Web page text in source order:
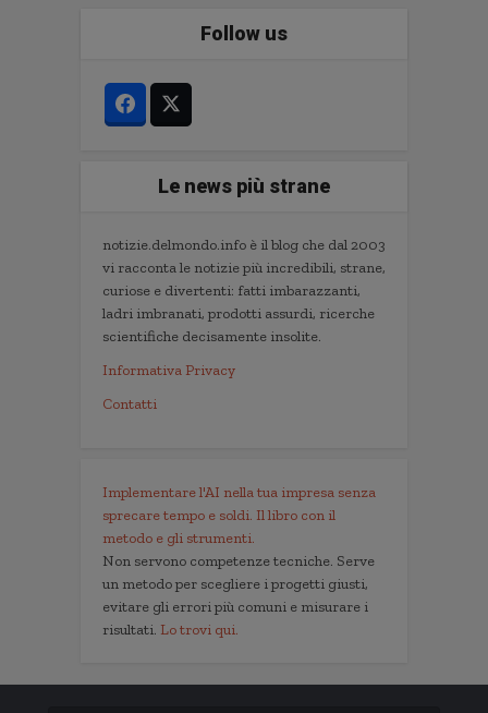
Follow us
Le news più strane
notizie.delmondo.info è il blog che dal 2003
vi racconta le notizie più incredibili, strane,
curiose e divertenti: fatti imbarazzanti,
ladri imbranati, prodotti assurdi, ricerche
scientifiche decisamente insolite.
Informativa Privacy
Contatti
Implementare l'AI nella tua impresa senza
sprecare tempo e soldi. Il libro con il
metodo e gli strumenti.
Non servono competenze tecniche. Serve
un metodo per scegliere i progetti giusti,
evitare gli errori più comuni e misurare i
risultati. Lo trovi qui.